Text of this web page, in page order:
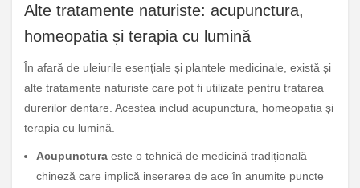
Alte tratamente naturiste: acupunctura,
homeopatia și terapia cu lumină
În afară de uleiurile esențiale și plantele medicinale, există și
alte tratamente naturiste care pot fi utilizate pentru tratarea
durerilor dentare. Acestea includ acupunctura, homeopatia și
terapia cu lumină.
Acupunctura este o tehnică de medicină tradițională
chineză care implică inserarea de ace în anumite puncte